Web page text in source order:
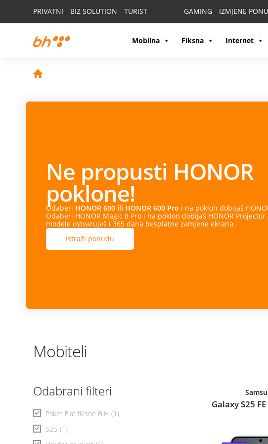
PRIVATNI BIZ SOLUTION TURIST GAMING IZMJENE
Mobilna Fiksna Internet
Ne propusti HONOR
poklone!
Odaberi HONOR 600 ili HONOR 600 Pro i na poklon dobijaš
Odaberi HONOR Magic 8 Pro i na poklon dobijaš HONOR Projector
modele ostvaruješ i 365 dana besplatne zamjene ekrana.
Istraži ponudu
Mobiteli
Odabrani filteri
Paket Flat fiksne BiH (1)
S25 (1)
Galaxy S25